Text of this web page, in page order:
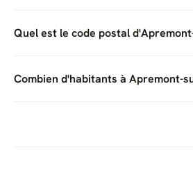
Quel est le code postal
Combien d'habitants à Apremont-